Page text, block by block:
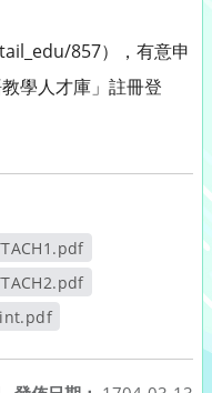
857），有意申
學人才庫」註冊登